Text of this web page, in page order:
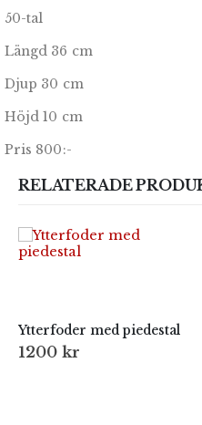
50-tal
Längd 36 cm
Djup 30 cm
Höjd 10 cm
Pris 800:-
RELATERADE
Ytterfoder med piedestal
1200 kr